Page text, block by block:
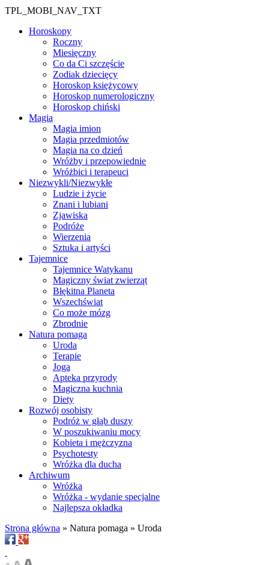
TPL_MOBI_NAV_TXT
Horoskopy
Roczny
Miesięczny
Co da Ci szczęście
Zodiak dziecięcy
Horoskop księżycowy
Horoskop numerologiczny
Horoskop chiński
Magia
Magia imion
Magia przedmiotów
Magia na co dzień
Wróżby i przepowiednie
Wróżbici i terapeuci
Niezwykli/Niezwykłe
Ludzie i życie
Znani i lubiani
Zjawiska
Podróże
Wierzenia
Sztuka i artyści
Tajemnice
Tajemnice Watykanu
Magiczny świat zwierząt
Błękitna Planeta
Wszechświat
Co może mózg
Zbrodnie
Natura pomaga
Uroda
Terapie
Joga
Apteka przyrody
Magiczna kuchnia
Diety
Rozwój osobisty
Podróż w głąb duszy
W poszukiwaniu mocy
Kobieta i mężczyzna
Psychotesty
Wróżka dla ducha
Archiwum
Wróżka
Wróżka - wydanie specjalne
Najlepsza okładka
Strona główna » Natura pomaga » Uroda